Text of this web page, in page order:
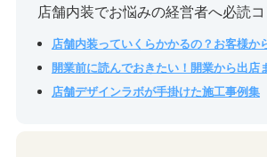
店舗内装でお悩みの経営者へ必読
店舗内装っていくらかかるの？お客様か
開業前に読んでおきたい！開業から出店
店舗デザインラボが手掛けた施工事例集